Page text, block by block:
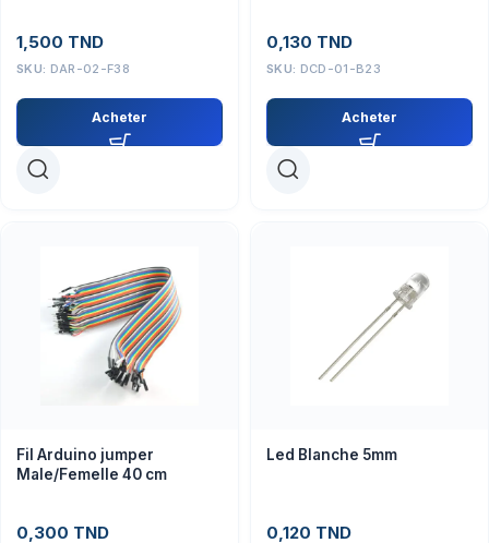
1,500 TND
SKU: DAR-02-F38
Acheter
0,130 TND
SKU: DCD-01-B23
Acheter
Fil Arduino jumper
Male/Femelle 40 cm
0,300 TND
Led Blanche 5mm
0,120 TND